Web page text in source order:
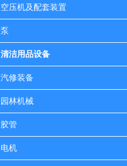
空压机及配套装置
泵
清洁用品设备
汽修装备
园林机械
胶管
电机